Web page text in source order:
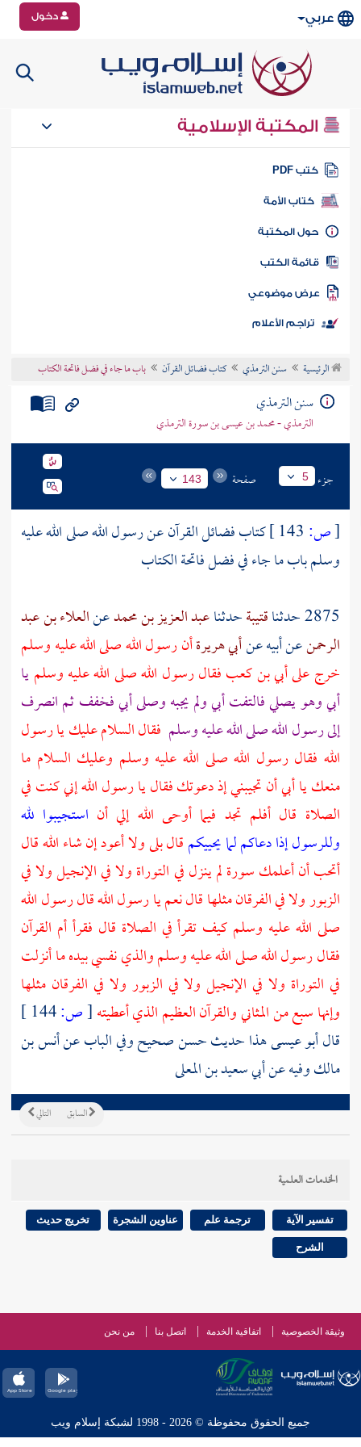
عربي دخول
المكتبة الإسلامية
كتب PDF
كتاب الأمة
المكتبة
الكتب
موضوعي
تراجم الأعلام
الرئيسية سنن الترمذي كتاب فضائل القرآن باب ما جاء في فضل فاتحة الكتاب
سنن الترمذي
الترمذي - محمد بن عيسى بن سورة الترمذي
جزء 5 صفحة 143
[ص:
كتاب فضائل القرآن عن رسول الله صلى الله عليه
وسلم باب ما جاء في فضل فاتحة الكتاب
2875 حدثنا
قتيبةحدثناعبد العزيز بن محمدعنالعلاء بن عبد
الرحمنعنأبيهعنأبي هريرةأن رسول الله صلى الله عليه وسلم
خرج علىأبي بن كعبفقال رسول الله صلى الله عليه وسلميا
أبيوهو يصلي فالتفتأبيولم يجبه وصلىأبيفخفف ثم انصرف
إلى رسول الله صلى الله عليه وسلم فقال السلام عليك يا رسول
الله فقال رسول الله صلى الله عليه وسلم وعليك السلام ما
منعك ياأبيأن تجيبني إذ دعوتك فقال يا رسول الله إني كنت في
الصلاة قال أفلم تجد فيما أوحى الله إلي أن استجيبوا لله
وللرسول إذا دعاكم لما يحييكمقال بلى ولا أعود إن شاء الله قال
أتحب أن أعلمك سورة لم ينزل في التوراة ولا في الإنجيل ولا في
الزبور ولا في الفرقان مثلها قال نعم يا رسول الله قال رسول الله
صلى الله عليه وسلم كيف تقرأ في الصلاة قال فقرأ أم القرآن
فقال رسول الله صلى الله عليه وسلم والذي نفسي بيده ما أنزلت
في التوراة ولا في الإنجيل ولا في الزبور ولا في الفرقان مثلها
وإنها سبع من المثاني والقرآن العظيم الذي أعطيته[ص:
قال أبو عيسى هذا حديث حسن صحيح وفي الباب عن أنس بن
مالك وفيه عن أبي سعيد بن المعلى
التالي السابق
الخدمات العلمية
تفسير الآية ترجمة علم عناوين الشجرة تخريج حديث
الشرح
وثيقة الخصوصية اتفاقية الخدمة اتصل بنا من نحن
جميع الحقوق محفوظة © 2026 - 1998 لشبكة إسلام ويب